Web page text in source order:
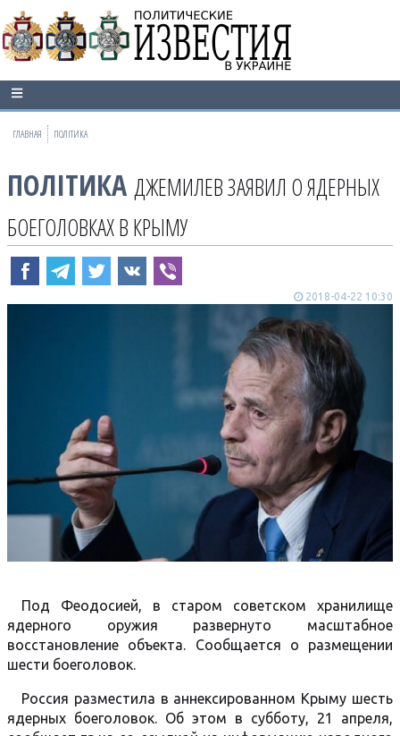
ГЛАВНАЯ ПОЛІТИКА
ПОЛІТИКА ДЖЕМИЛЕВ ЗАЯВИЛ О ЯДЕРНЫХ
БОЕГОЛОВКАХ В КРЫМУ
2018-04-22 10:30
Под Феодосией, в старом советском хранилище
ядерного оружия развернуто масштабное
восстановление объекта. Сообщается о размещении
шести боеголовок.
Россия разместила в аннексированном Крыму шесть
ядерных боеголовок. Об этом в субботу, 21 апреля,